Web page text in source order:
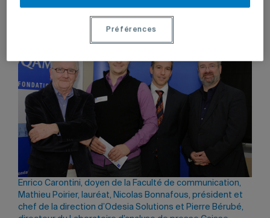
Photo: Sylvie Trépanier” rel=”shadowbox”>
Enrico Carontini, doyen de la Faculté de communication,
Mathieu Poirier, lauréat, Nicolas Bonnafous, président et
chef de la direction d’Odesia Solutions et Pierre Bérubé,
Préférences